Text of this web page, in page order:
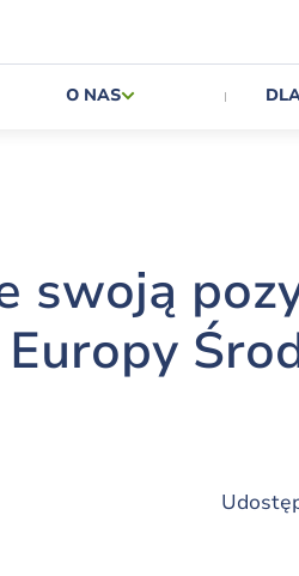
O NAS
swoją